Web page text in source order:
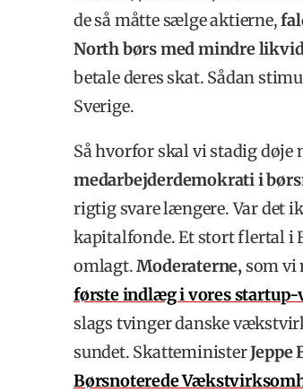
de så måtte sælge aktierne,
North børs med mindre
betale deres skat. Sådan
Sverige.
Så hvorfor skal vi stadig døje
medarbejderdemokrati i
rigtig svare længere. Var det
kapitalfonde. Et stort flertal i
omlagt.Moderaterne, som vi
første indlæg i vores startup-
slags tvinger danske
sundet. SkatteministerJeppe
Børsnoterede